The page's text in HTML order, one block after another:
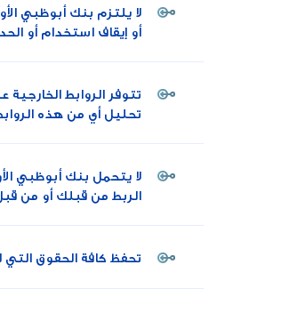
لا يلتزم بنك أبوظبي
أو إيقاف استخدام أو
تتوفر الروابط
تحليل أي من هذه
لا يتحمل بنك أبوظبي
الربط من قبلك أو من
تحفظ كافة الحقوق